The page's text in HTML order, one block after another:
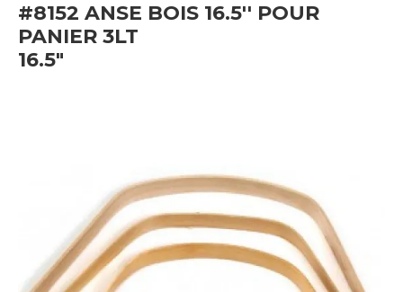
#8152 ANSE BOIS 16.5'' POUR
PANIER 3LT
16.5"